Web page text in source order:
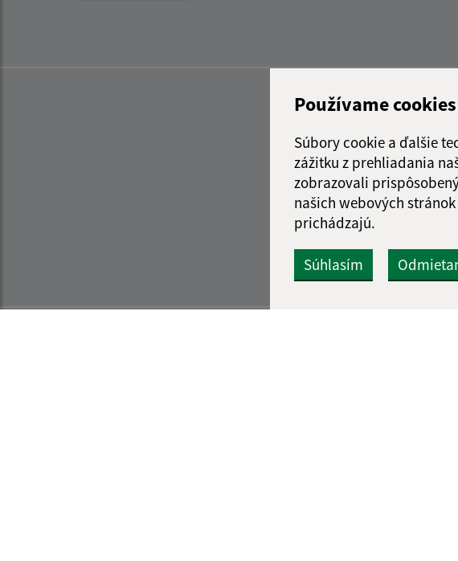
Používame cookies
Súbory cookie a ďalšie
zážitku z prehliadania
zobrazovali
našich webových
prichádzajú.
Súhlasím